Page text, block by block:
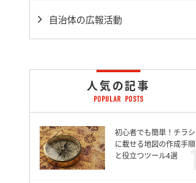
自治体の広報活動
人気の記事
初心者でも簡単！チラシ
に載せる地図の作成手順
と役立つツール4選